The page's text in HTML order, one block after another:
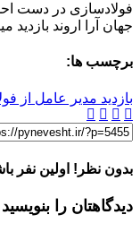
فولادسازی در دست
جهان آرا اروند بازدید
برچسب ها:
بازدید مدیر عامل از
بدون نظر! اولین نفر
دیدگاهتان را بنویسید